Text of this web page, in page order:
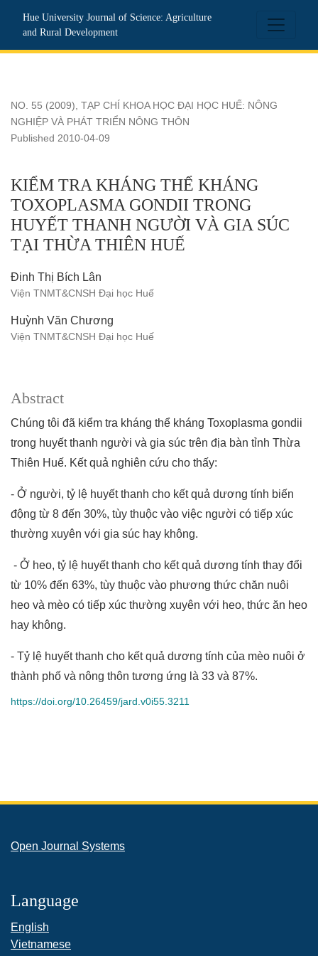
Hue University Journal of Science: Agriculture
and Rural Development
NO. 55 (2009), TẠP CHÍ KHOA HỌC ĐẠI HỌC HUẾ: NÔNG
NGHIỆP VÀ PHÁT TRIỂN NÔNG THÔN
KIỂM TRA KHÁNG THỂ KHÁNG
TOXOPLASMA GONDII TRONG
HUYẾT THANH NGƯỜI VÀ GIA SÚC
TẠI THỪA THIÊN HUẾ
Published 2010-04-09
Đinh Thị Bích Lân
Viện TNMT&CNSH Đại học Huế
Huỳnh Văn Chương
Viện TNMT&CNSH Đại học Huế
Abstract
Chúng tôi đã kiểm tra kháng thể kháng Toxoplasma gondii
trong huyết thanh người và gia súc trên địa bàn tỉnh Thừa
Thiên Huế. Kết quả nghiên cứu cho thấy:
- Ở người, tỷ lệ huyết thanh cho kết quả dương tính biến
động từ 8 đến 30%, tùy thuộc vào việc người có tiếp xúc
thường xuyên với gia súc hay không.
- Ở heo, tỷ lệ huyết thanh cho kết quả dương tính thay đổi
từ 10% đến 63%, tùy thuộc vào phương thức chăn nuôi
heo và mèo có tiếp xúc thường xuyên với heo, thức ăn heo
hay không.
- Tỷ lệ huyết thanh cho kết quả dương tính của mèo nuôi ở
thành phố và nông thôn tương ứng là 33 và 87%.
https://doi.org/10.26459/jard.v0i55.3211
Open Journal Systems
Language
English
Vietnamese